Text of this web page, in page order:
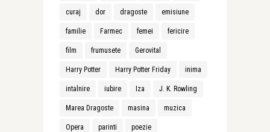
curaj dor dragoste emisiune
familie Farmec femei fericire
film frumusete Gerovital
Harry Potter Harry Potter Friday inima
intalnire iubire Iza J. K. Rowling
Marea Dragoste masina muzica
Opera parinti poezie